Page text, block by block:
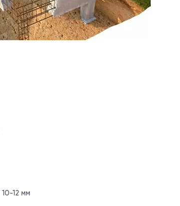
12 мм